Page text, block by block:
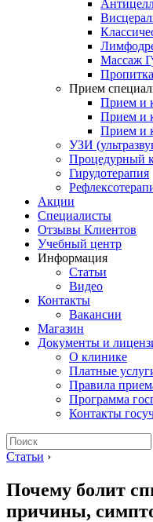
Массаж
Прием
Прием и
Прием и
Прием и
УЗИ
Процедурный
Гирудотерапия
Акции
Специалисты
Отзывы Клиентов
Учебный центр
Информация
Статьи
Видео
Контакты
Вакансии
Магазин
Документы и
О клинике
Платные
Правила
Программа
Контакты
Статьи ›
Почему болит
причины,